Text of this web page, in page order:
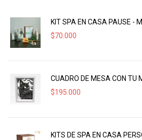
KIT SPA EN CASA PAUSE -
$70.000
CUADRO DE MESA CON TU
$195.000
KITS DE SPA EN CASA